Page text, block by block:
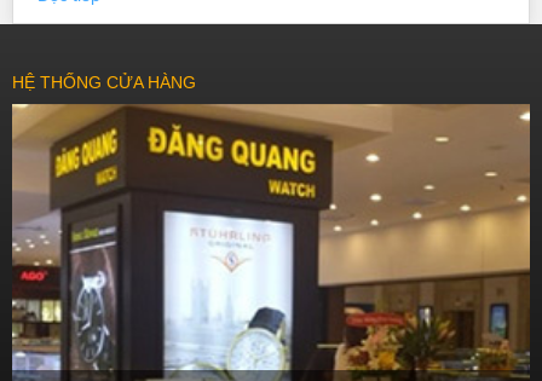
hãng cần phải lựa chọn thương hiệu uy tín và tin cậy, kiểm tra kỹ về
trên sẽ giúp bạn có được lựa chọn đúng đắn cho mình.
HỆ THỐNG CỬA HÀNG